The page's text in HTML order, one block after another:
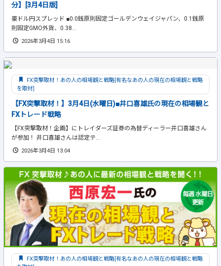
分】[3月4日版]
豪ドル円スプレッド ■0.0銭原則固定ゴールデンウェイジャパン、0.1銭原
則固定GMO外貨、0.38...
2026年3月4日 15:16
FX突撃取材！あの人の相場観と戦略[有名なあの人の現在の相場観と戦略
を取材]
【FX突撃取材！】3月4日(水曜日)■井口喜雄氏の現在の相場観と
FXトレード戦略
【FX突撃取材！企画】にトレイダーズ証券の為替ディーラー井口喜雄さん
が参加！ 井口喜雄さんは認定テ...
2026年3月4日 13:04
FX突撃取材！あの人の相場観と戦略[有名なあの人の現在の相場観と戦略